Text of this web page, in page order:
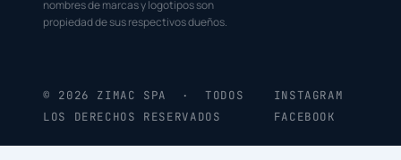
nombres de marcas y logotipos son
propiedad de sus respectivos dueños.
© 2026 ZIMAC SPA · TODOS
LOS DERECHOS RESERVADOS
INSTAGRAM
FACEBOOK